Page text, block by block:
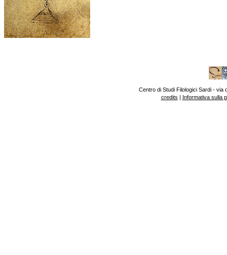
Centro di Studi Filologici Sardi - via
credits | Informativa sulla